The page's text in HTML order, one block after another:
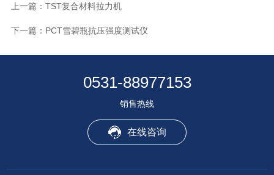
上一篇： TST复合材料拉力机
下一篇： PCT雪碧瓶抗压强度测试仪
0531-88977153
销售热线
在线咨询